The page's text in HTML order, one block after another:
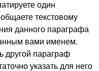
один
текстовому
данного параграфа
вами именем.
другой параграф
указать для него